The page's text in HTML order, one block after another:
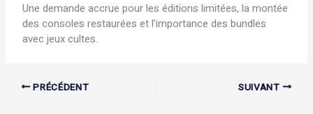
Une demande accrue pour les éditions limitées, la montée
des consoles restaurées et l’importance des bundles
avec jeux cultes.
PRÉCÉDENT SUIVANT